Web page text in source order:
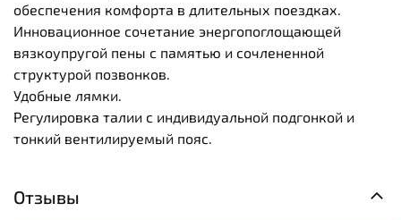
обеспечения комфорта в длительных поездках.
Инновационное сочетание энергопоглощающей
вязкоупругой пены с памятью и сочлененной
структурой позвонков.
Удобные лямки.
Регулировка талии с индивидуальной подгонкой и
тонкий вентилируемый пояс.
Отзывы